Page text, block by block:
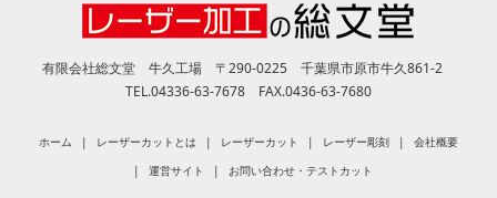
有限会社総文堂 牛久工場 〒290-0225 千葉県市原市牛久861-2
TEL.04336-63-7678 FAX.0436-63-7680
ホーム レーザーカットとは レーザーカット レーザー彫刻
会社概要
運営サイト
お問い合わせ・テストカット